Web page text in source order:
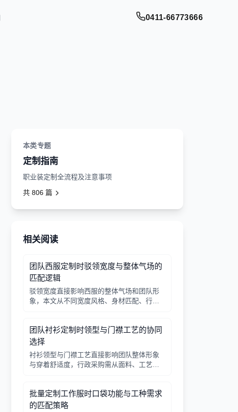
0411-66773666
本类专题
定制指南
职业装定制全流程及注意事项
共 806 篇
相关阅读
团队西服定制时驳领宽度与整体气场的
匹配逻辑
驳领宽度直接影响西服的整体气场和团队形
象，本文从不同宽度风格、身材匹配、行业
团队衬衫定制时领型与门襟工艺的协同
选择
衬衫领型与门襟工艺直接影响团队整体形象
与穿着舒适度，行政采购需从面料、工艺、
批量定制工作服时口袋功能与工种需求
的匹配策略